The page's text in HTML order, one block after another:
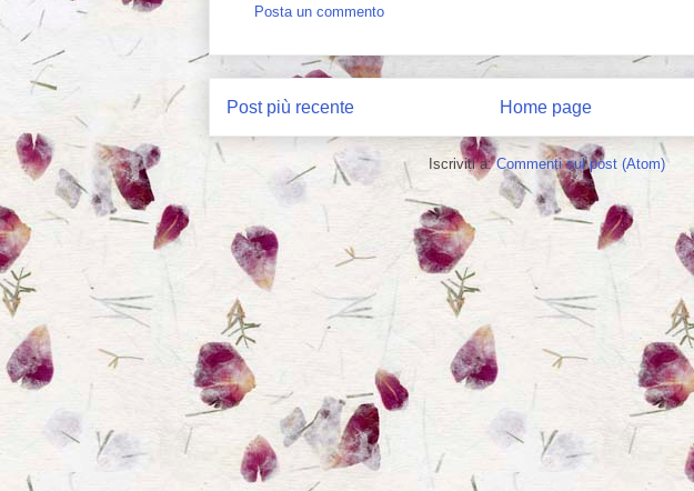
Posta un commento
Post più recente Home page
Iscriviti a:Commenti sul post (Atom)